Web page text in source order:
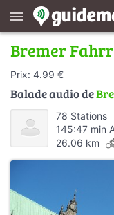
menu
Bremer
Prix: 4.99 €
Balade audio de
78 Stations
145:47 min
26.06 km